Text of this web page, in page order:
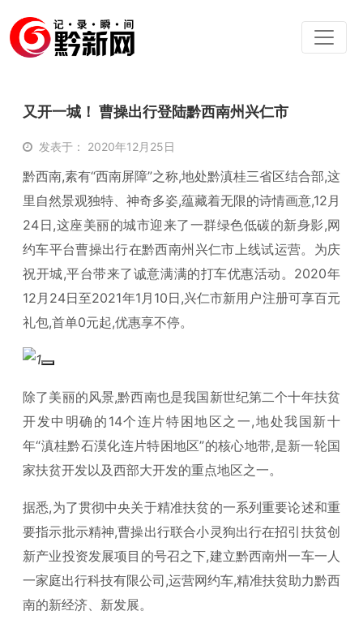
又开一城！ 曹操出行登陆黔西南州兴仁市
发表于： 2020年12月25日
黔西南,素有“西南屏障”之称,地处黔滇桂三省区结合部,这
里自然景观独特、神奇多姿,蕴藏着无限的诗情画意,12月
24日,这座美丽的城市迎来了一群绿色低碳的新身影,网
约车平台曹操出行在黔西南州兴仁市上线试运营。为庆
祝开城,平台带来了诚意满满的打车优惠活动。2020年
12月24日至2021年1月10日,兴仁市新用户注册可享百元
礼包,首单0元起,优惠享不停。
除了美丽的风景,黔西南也是我国新世纪第二个十年扶贫
开发中明确的14个连片特困地区之一,地处我国新十
年“滇桂黔石漠化连片特困地区”的核心地带,是新一轮国
家扶贫开发以及西部大开发的重点地区之一。
据悉,为了贯彻中央关于精准扶贫的一系列重要论述和重
要指示批示精神,曹操出行联合小灵狗出行在招引扶贫创
新产业投资发展项目的号召之下,建立黔西南州一车一人
一家庭出行科技有限公司,运营网约车,精准扶贫助力黔西
南的新经济、新发展。